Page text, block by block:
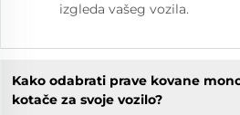
izgleda vašeg vozila.
Kako odabrati prave kovane
kotače za svoje vozilo?